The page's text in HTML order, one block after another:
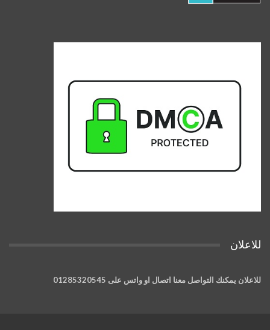
للاعلان
للاعلان يمكنك التواصل معنا اتصال او واتس على 01285320545